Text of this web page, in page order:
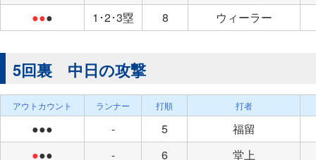
●●● 1･2･3塁 8 ウィーラー
5回裏 中日の攻撃
アウトカウント ランナー 打順 打者
●●● - 5
福留
●●● - 6 堂上